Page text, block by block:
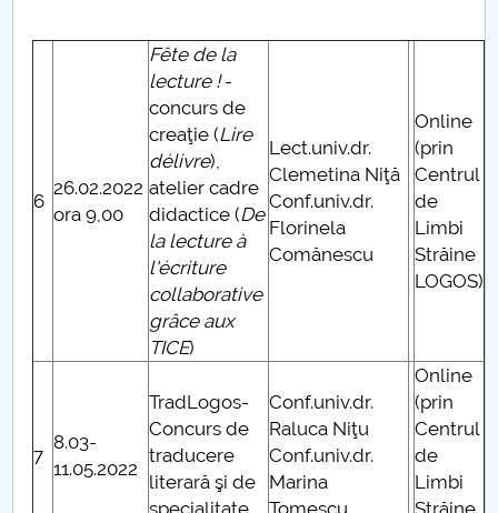
6
26.02.2022
ora 9,00
Fête de la
lecture !-
concurs de
creaţie (Lire
délivre),
atelier cadre
didactice (De
la lecture à
l'écriture
collaborative
grâce aux
TICE)
Lect.univ.dr.
Clemetina Niţă
Conf.univ.dr.
Florinela
Comănescu
Online
(prin
Centrul
de
Limbi
Străine
LOGOS)
7
8.03-
11.05.2022
TradLogos-
Concurs de
traducere
literară şi de
specialitate
Conf.univ.dr.
Raluca Niţu
Conf.univ.dr.
Marina
Tomescu
Online
(prin
Centrul
de
Limbi
Străine